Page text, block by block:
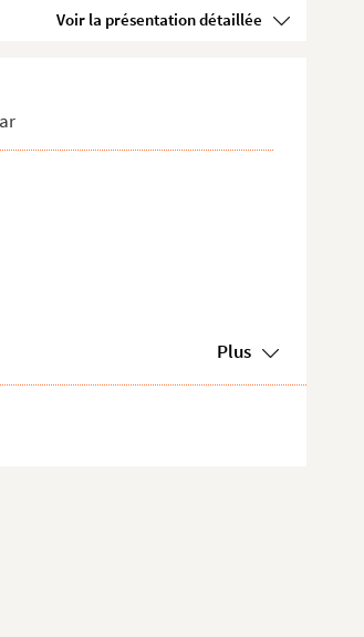
Voir la présentation détaillée
Plus